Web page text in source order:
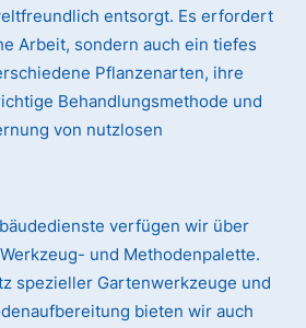
entsorgt. Es erfordert
Arbeit, sondern auch ein tiefes
Pflanzenarten, ihre
Behandlungsmethode und
von nutzlosen
verfügen wir über
und Methodenpalette.
spezieller Gartenwerkzeuge und
bieten wir auch